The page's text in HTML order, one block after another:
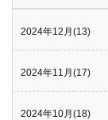
2024年12月(13)
2024年11月(17)
2024年10月(18)